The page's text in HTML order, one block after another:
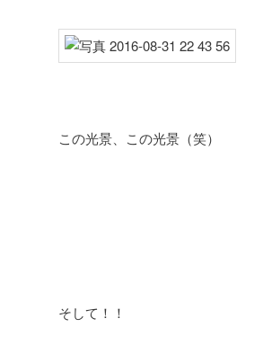
この光景、この光景（笑）
そして！！